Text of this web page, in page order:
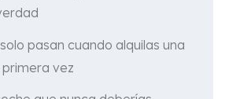
pasan cuando alquilas una
vez